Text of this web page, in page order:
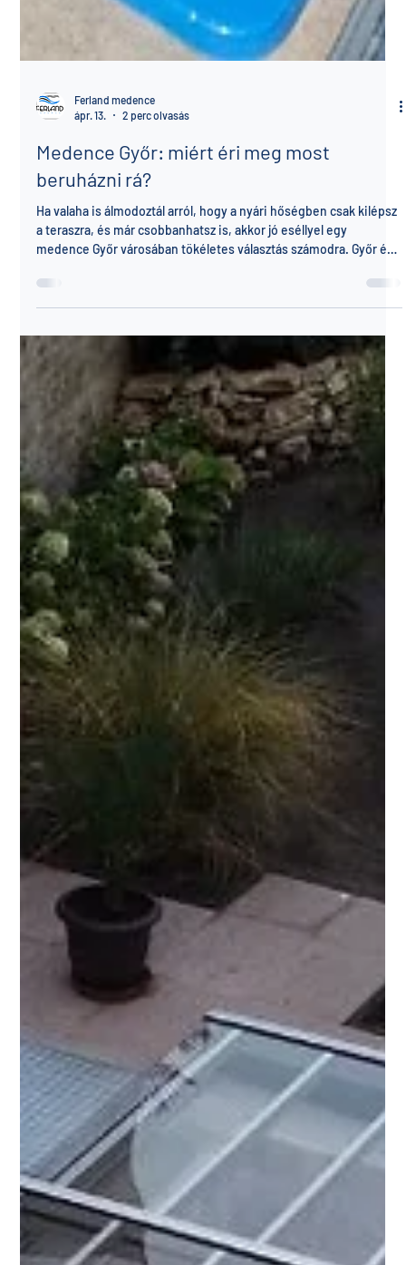
Ferland medence
ápr. 13.
2 perc olvasás
Medence Győr: miért éri meg most
beruházni rá?
Ha valaha is álmodoztál arról, hogy a nyári hőségben csak kilépsz
a teraszra, és már csobbanhatsz is, akkor jó eséllyel egy
medence Győr városában tökéletes választás számodra. Győr és
környéke ideális terep a családi medencéknek: sok a kertvárosi
ingatlan, egyre melegebbek a nyarak, és egy jól megválasztott
medence nemcsak élményt, hanem kézzelfogható értéket is ad
az otthonnak. 1) Komfort és életminőség – a mindennapok
luxusát kínálja egy medence Győr városában Egy medence